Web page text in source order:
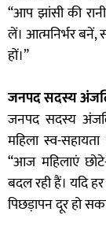
“आप झांसी की
लें। आत्मनिर्भर बनें,
हों।”
जनपद सदस्य
जनपद सदस्य
महिला स्व-
“आज महिलाएं
बदल रही हैं। यदि
पिछड़ापन दूर हो